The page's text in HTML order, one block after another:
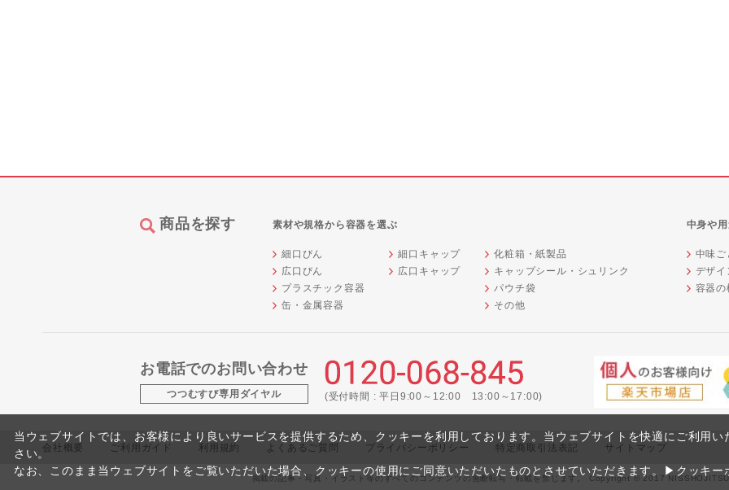
商品を探す 素材や規格から容器を選ぶ
細口びん
広口びん
プラスチック容器
缶・金属容器
細口キャップ
広口キャップ
化粧箱・紙製品
キャップシール・シュリンク
パウチ袋
その他
中身や
中味
デザイ
容器
お電話でのお問い合わせ
つつむすび専用ダイヤル (受付時間 : 平日9:00～12:00 13:00～17:00)
会社概要 ご利用ガイド 利用規約 よくあるご質問 プライバシーポリシー 特定商取引法表記 サイトマップ
掲載の記事・写真・イラスト等のすべてのコンテンツの無断転写・転載を禁じます。 Copyright © 2017
当ウェブサイトでは、お客様により良いサービスを提供するため、クッキーを利用しております。当ウェブサイトを快適にご利用
さい。
なお、このまま当ウェブサイトをご覧いただいた場合、クッキーの使用にご同意いただいたものとさせていただきます。
▶クッキー